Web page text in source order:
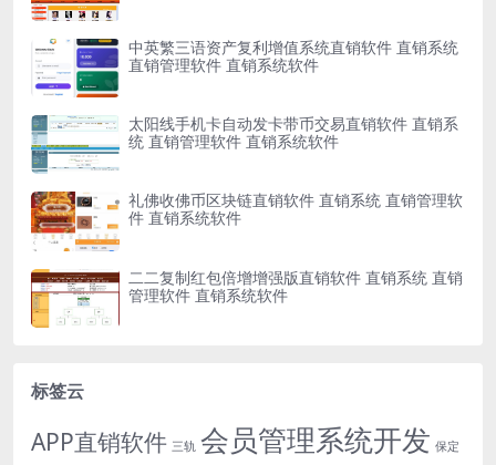
中英繁三语资产复利增值系统直销软件 直销系统
直销管理软件 直销系统软件
太阳线手机卡自动发卡带币交易直销软件 直销系
统 直销管理软件 直销系统软件
礼佛收佛币区块链直销软件 直销系统 直销管理软
件 直销系统软件
二二复制红包倍增增强版直销软件 直销系统 直销
管理软件 直销系统软件
标签云
APP直销软件 三轨 会员管理系统开发 保定